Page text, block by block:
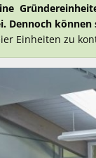
Dennoch
Einheiten zu